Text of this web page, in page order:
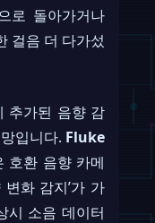
로 돌아가거나
걸음 더 다가섰
추가된 음향 감
입니다. Fluke
호환 음향 카메
화 감지’가 가
시 소음 데이터